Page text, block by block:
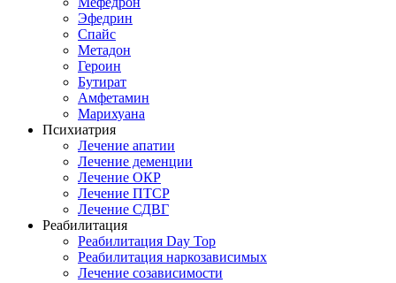
Эфедрин
Спайс
Метадон
Героин
Бутират
Амфетамин
Марихуана
Психиатрия
Лечение апатии
Лечение деменции
Лечение ОКР
Лечение ПТСР
Лечение СДВГ
Реабилитация
Реабилитация Day Top
Реабилитация наркозависимых
Лечение созависимости